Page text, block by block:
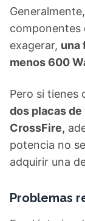
componentes
exagerar, una
menos 600
Pero si tienes
dos placas
CrossFire,
potencia no
adquirir una
Problemas